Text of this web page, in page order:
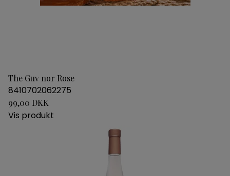
The Guv nor Rose
8410702062275
99,00 DKK
Vis produkt